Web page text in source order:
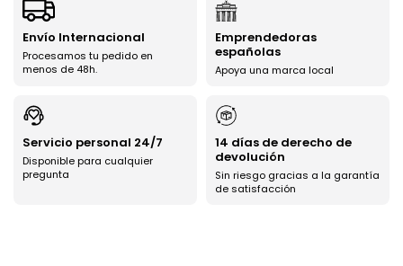
Envío Internacional
Procesamos tu pedido en
menos de 48h.
Emprendedoras
españolas
Apoya una marca local
Servicio personal 24/7
Disponible para cualquier
pregunta
14 días de derecho de
devolución
Sin riesgo gracias a la garantía
de satisfacción